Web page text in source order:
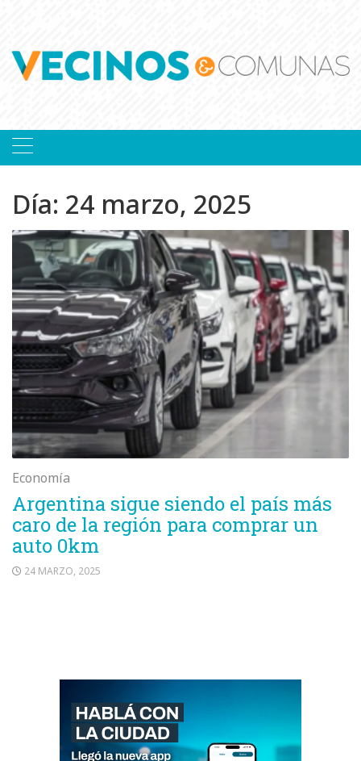
Día: 24 marzo, 2025
Economía
Argentina sigue siendo el país más
caro de la región para comprar un
auto 0km
24 MARZO, 2025